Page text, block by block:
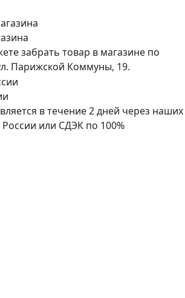
забрать товар в магазине по
Парижской Коммуны, 19.
в течение 2 дней через наших
или СДЭК по 100%